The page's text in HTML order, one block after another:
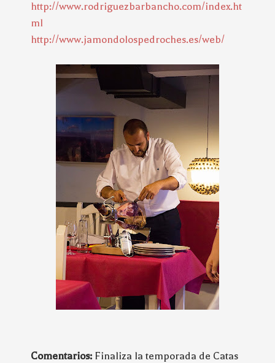
http://www.rodriguezbarbancho.com/index.ht
ml
http://www.jamondolospedroches.es/web/
Comentarios: Finaliza la temporada de Catas